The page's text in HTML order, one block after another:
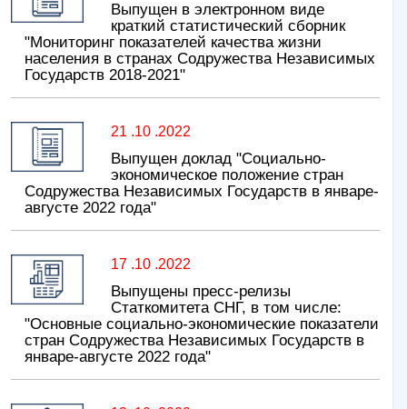
Выпущен в электронном виде
краткий статистический сборник
"Мониторинг показателей качества жизни
населения в странах Содружества Независимых
Государств 2018-2021"
21 .10 .2022
Выпущен доклад "Социально-
экономическое положение стран
Содружества Независимых Государств в январе-
августе 2022 года"
17 .10 .2022
Выпущены пресс-релизы
Статкомитета СНГ, в том числе:
"Основные социально-экономические показатели
стран Содружества Независимых Государств в
январе-августе 2022 года"